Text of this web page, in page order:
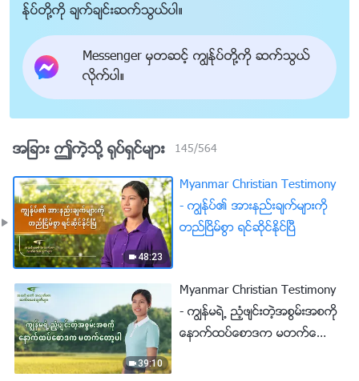
န္ုပ္တို႔ကို ခ်က္ခ်င္းဆက္သြယ္ပါ။
Messenger မွတဆင့္ ကြၽန္ုပ္တို႔ကို ဆက္သြယ္
လိုက္ပါ။
အျခား ဤကဲ့သို႔ ႐ုပ္ရွင္မ်ား 145/564
48:23
Myanmar Christian Testimony
- ကြၽန္ုပ္၏ အားနည္းခ်က္မ်ားကို
တည္ၿငိမ္စြာ ရင္ဆိုင္ႏိုင္ၿပီ
39:10
Myanmar Christian Testimony
- ကြၽန္မရဲ႕ ညံ့ဖ်င္းတဲ့အစြမ္းအစကို
ေနာက္ထပ္ေစာဒက မတက္ေတာ့